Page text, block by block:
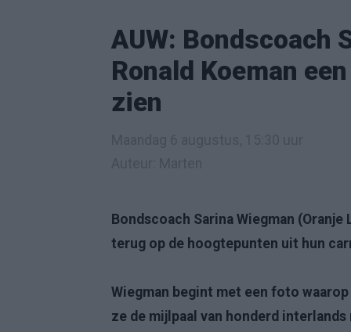
AUW: Bondscoach
Ronald Koeman
zien
Bondscoach Sarina Wiegman
terug op de hoogtepunten uit hun
Wiegman begint met een foto
ze de mijlpaal van honderd